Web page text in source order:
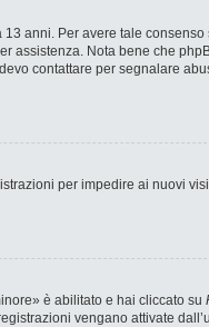
anni. Per avere tale
assistenza. Nota bene che
contattare per segnalare
per impedire ai nuovi
è abilitato e hai cliccato su
vengano attivate